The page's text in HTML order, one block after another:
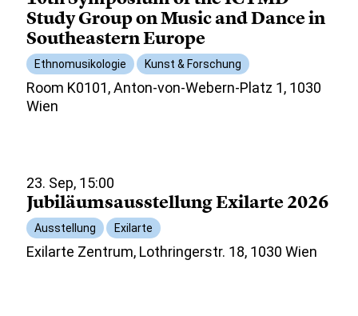
Study Group on Music and Dance in
Southeastern Europe
Ethnomusikologie Kunst & Forschung
Room K0101, Anton-von-Webern-Platz 1, 1030
Wien
23. Sep, 15:00
Jubiläumsausstellung Exilarte 2026
Ausstellung Exilarte
Exilarte Zentrum, Lothringerstr. 18, 1030 Wien